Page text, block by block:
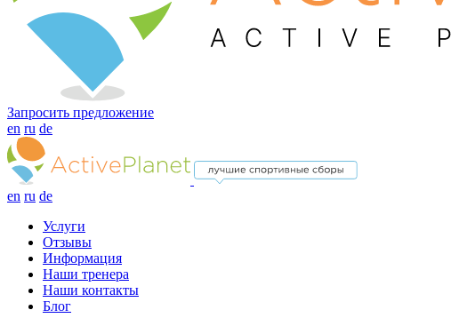
Запросить предложение
en ru de
en ru de
Услуги
Отзывы
Информация
Наши тренера
Наши контакты
Блог